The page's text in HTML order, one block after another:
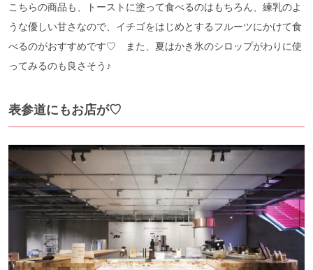
こちらの商品も、トーストに塗って食べるのはもちろん、練乳のよ
うな優しい甘さなので、イチゴをはじめとするフルーツにかけて食
べるのがおすすめです♡ また、夏はかき氷のシロップがわりに使
ってみるのも良さそう♪
表参道にもお店が♡